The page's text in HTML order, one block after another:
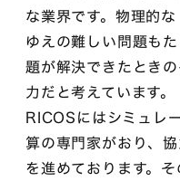
な業界です。物理的
ゆえの難しい問題も
題が解決できたとき
力だと考えています。
RICOSにはシミュレ
算の専門家がおり、
を進めております。